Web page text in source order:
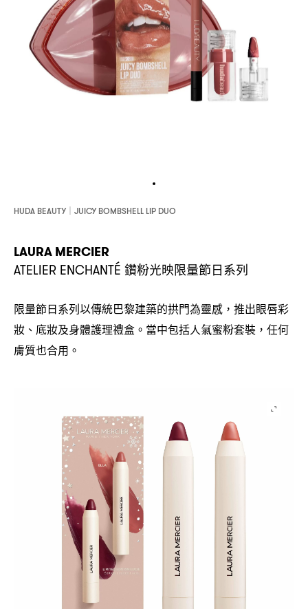
HUDA BEAUTY｜JUICY BOMBSHELL LIP DUO
LAURA MERCIER
ATELIER ENCHANTÉ 鑽粉光映限量節日系列
限量節日系列以傳統巴黎建築的拱門為靈感 ， 推出眼唇彩
妝、底妝及身體護理禮盒。當中包括人氣蜜粉套裝 ， 任何
膚質也合用。